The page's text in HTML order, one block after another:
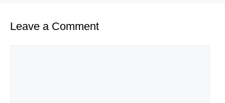
Leave a Comment